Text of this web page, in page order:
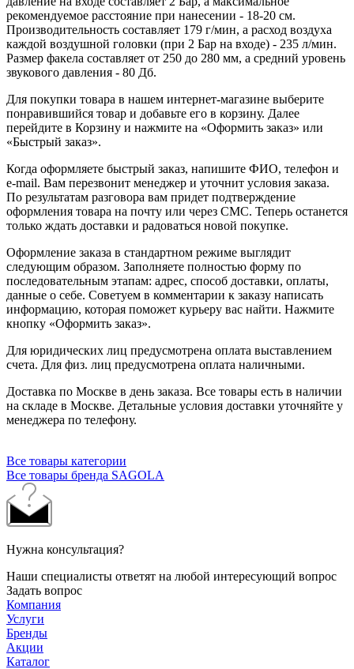
рекомендуемое расстояние при нанесении - 18-20 см.
Производительность составляет 179 г/мин, а расход воздуха
каждой воздушной головки (при 2 Бар на входе) - 235 л/мин.
Размер факела составляет от 250 до 280 мм, а средний уровень
звукового давления - 80 Дб.
Для покупки товара в нашем интернет-магазине выберите
понравившийся товар и добавьте его в корзину. Далее
перейдите в Корзину и нажмите на «Оформить заказ» или
«Быстрый заказ».
Когда оформляете быстрый заказ, напишите ФИО, телефон и
e-mail. Вам перезвонит менеджер и уточнит условия заказа.
По результатам разговора вам придет подтверждение
оформления товара на почту или через СМС. Теперь останется
только ждать доставки и радоваться новой покупке.
Оформление заказа в стандартном режиме выглядит
следующим образом. Заполняете полностью форму по
последовательным этапам: адрес, способ доставки, оплаты,
данные о себе. Советуем в комментарии к заказу написать
информацию, которая поможет курьеру вас найти. Нажмите
кнопку «Оформить заказ».
Для юридических лиц предусмотрена оплата выставлением
счета. Для физ. лиц предусмотрена оплата наличными.
Доставка по Москве в день заказа. Все товары есть в наличии
на складе в Москве. Детальные условия доставки уточняйте у
менеджера по телефону.
Все товары категории
Все товары бренда SAGOLA
Нужна консультация?
Наши специалисты ответят на любой интересующий вопрос
Задать вопрос
Компания
Услуги
Бренды
Акции
Каталог